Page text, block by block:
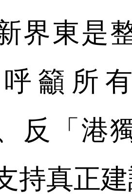
界東是
籲所
反「港
持真正